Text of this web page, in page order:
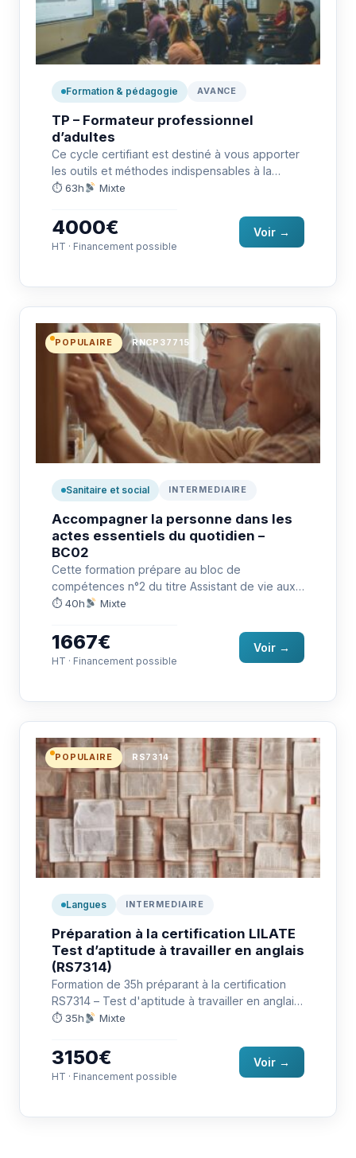
Formation & pédagogie AVANCE
TP – Formateur professionnel
d’adultes
Ce cycle certifiant est destiné à vous apporter
les outils et méthodes indispensables à la
préparation et à…
⏱ 63h Mixte
4000€
HT · Financement possible
Voir →
POPULAIRE RNCP37715
Sanitaire et social INTERMEDIAIRE
Accompagner la personne dans les
actes essentiels du quotidien –
BC02
Cette formation prépare au bloc de
compétences n°2 du titre Assistant de vie aux
familles (RNCP37715). Elle permet…
⏱ 40h Mixte
1667€
HT · Financement possible
Voir →
POPULAIRE RS7314
Langues INTERMEDIAIRE
Préparation à la certification LILATE
Test d’aptitude à travailler en anglais
(RS7314)
Formation de 35h préparant à la certification
RS7314 – Test d'aptitude à travailler en anglais
(LILATE) : communiquer…
⏱ 35h Mixte
3150€
HT · Financement possible
Voir →